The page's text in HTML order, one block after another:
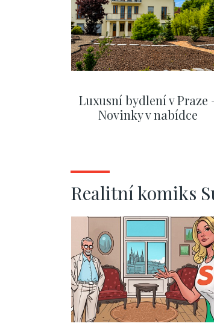
Luxusní bydlení v Praze
Novinky v nabídce
Realitní komiks